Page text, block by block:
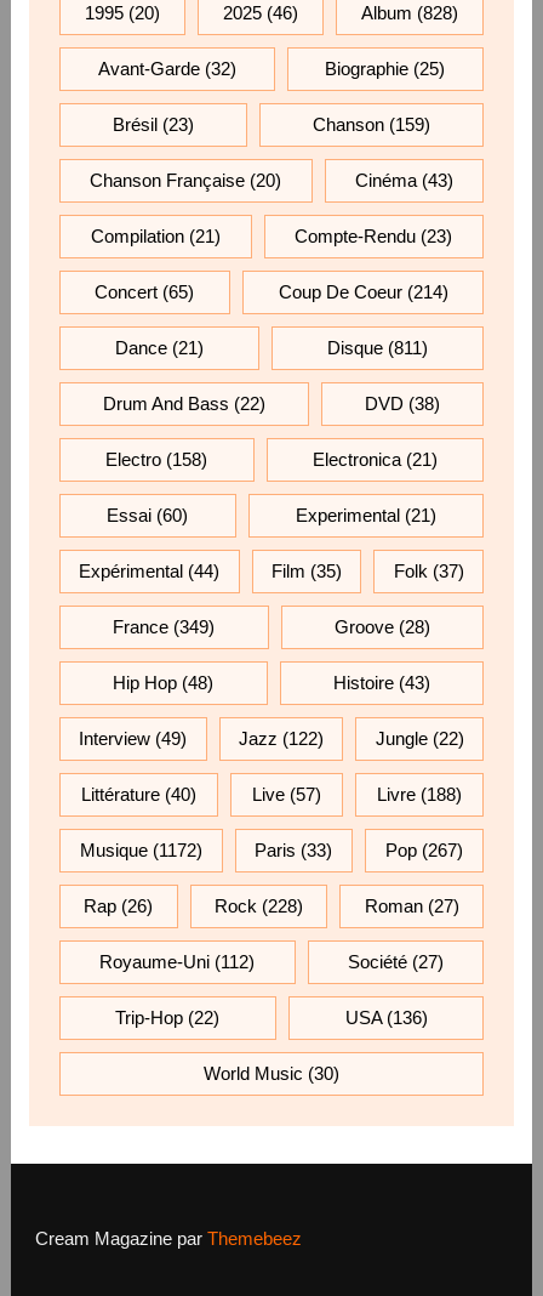
1995(20) 2025 (46) Album (828)
Avant-Garde(32) Biographie (25)
Brésil(23) Chanson (159)
Chanson Française (20) Cinéma(43)
Compilation(21) Compte-Rendu (23)
Concert (65) Coup De Coeur(214)
Dance(21) Disque (811)
Drum And Bass (22) DVD (38)
Electro (158) Electronica(21)
Essai (60) Experimental(21)
Expérimental (44) Film (35) Folk (37)
France (349) Groove(28)
Hip Hop (48) Histoire(43)
Interview (49) Jazz (122) Jungle(22)
Littérature(40) Live (57) Livre (188)
Musique(1172) Paris (33) Pop (267)
Rap (26) Rock (228) Roman(27)
Royaume-Uni (112) Société(27)
Trip-Hop (22) USA(136)
World Music (30)
Cream Magazine par Themebeez